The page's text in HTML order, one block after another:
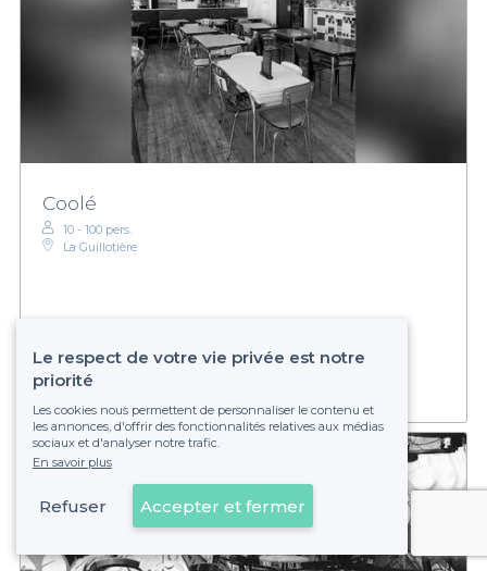
Coolé
10 - 100 pers.
La Guillotière
Voir sur la carte
Le respect de votre vie privée est notre
priorité
Les cookies nous permettent de personnaliser le contenu et
les annonces, d'offrir des fonctionnalités relatives aux médias
sociaux et d'analyser notre trafic.
En savoir plus
Refuser Accepter et fermer